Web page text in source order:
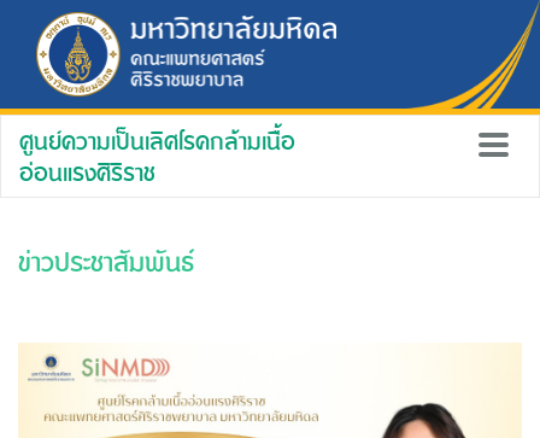
ศูนย์ความเป็นเลิศโรคกล้ามเนื้อ
อ่อนแรงศิริราช
ข่าวประชาสัมพันธ์